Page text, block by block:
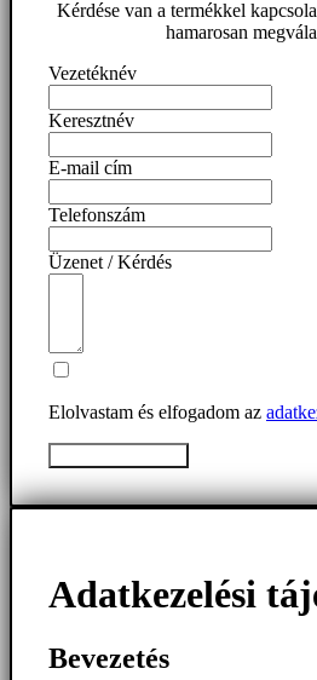
Kérdése van a termékkel
hamarosan
Vezetéknév
Keresztnév
E-mail cím
Telefonszám
Üzenet / Kérdés
Elolvastam és elfogadom az
Adatkezelési
Bevezetés